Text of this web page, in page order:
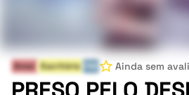
Amor Escritório Ainda sem